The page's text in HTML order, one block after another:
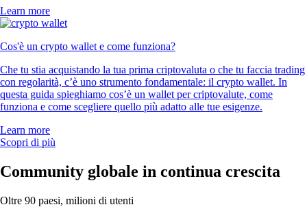
Learn more
Cos'è un crypto wallet e come funziona?
Che tu stia acquistando la tua prima criptovaluta o che tu faccia trading
con regolarità, c’è uno strumento fondamentale: il crypto wallet. In
questa guida spieghiamo cos’è un wallet per criptovalute, come
funziona e come scegliere quello più adatto alle tue esigenze.
Learn more
Scopri di più
Community globale in continua crescita
Oltre 90 paesi, milioni di utenti